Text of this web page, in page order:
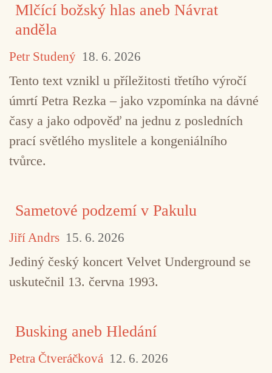
Amble Skuse Beatles Damon Albarn
David McGuiness
post-rock Reveal Records Seamus Heaney
Simon Reynolds Sleaford Mods Suede
Mlčící božský hlas aneb Návrat
anděla
Petr Studený 18. 6. 2026
Tento text vznikl u příležitosti třetího výročí
úmrtí Petra Rezka – jako vzpomínka na dávné
časy a jako odpověď na jednu z posledních
prací světlého myslitele a kongeniálního
tvůrce.
Sametové podzemí v Pakulu
Jiří Andrs 15. 6. 2026
Jediný český koncert Velvet Underground se
uskutečnil 13. června 1993.
Busking aneb Hledání
Petra Čtveráčková 12. 6. 2026